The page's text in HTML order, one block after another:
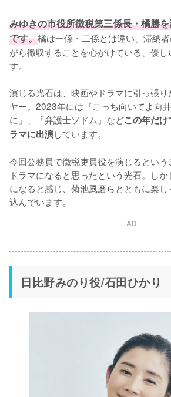
みゆきの市役所徴税第三係⻑・橘勝
です。橘は⼀係・⼆係とは違い、滞納
がら徴収することを心がけている、優
す。
演じる光石は、映画やドラマに引っ張
ヤー。2023年には『こっち向いてよ向
に』、『弁護士ソドム』などこの年だ
ラマに出演しています。
今回公務員で徴税吏員役を演じるとい
ドラマになると思ったという光石。し
になると感じ、菊池風磨らとともに楽
込んでいます。
AD
日比野みのり役/石田ひかり